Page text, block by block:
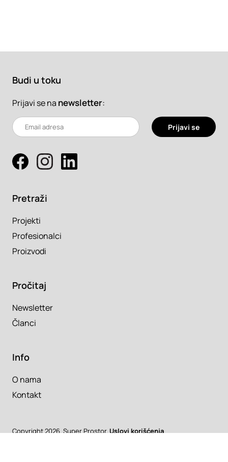
Budi u toku
Prijavi se na newsletter:
Prijavi se
Pretraži
Projekti
Profesionalci
Proizvodi
Pročitaj
Newsletter
Članci
Info
O nama
Kontakt
Copyright 2026. Super Prostor.Uslovi korišćenja